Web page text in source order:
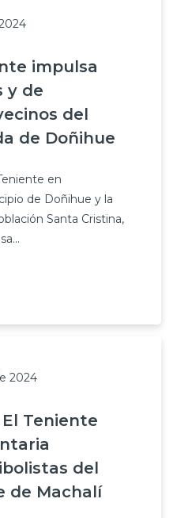
impulsa
y de
del
de Doñihue
en
de Doñihue y la
Santa Cristina,
2024
Teniente
del
de Machalí